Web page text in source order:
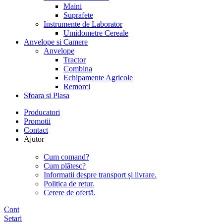
Maini
Suprafete
Instrumente de Laborator
Umidometre Cereale
Anvelope si Camere
Anvelope
Tractor
Combina
Echipamente Agricole
Remorci
Sfoara si Plasa
Producatori
Promotii
Contact
Ajutor
Cum comand?
Cum plătesc?
Informatii despre transport și livrare.
Politica de retur.
Cerere de ofertă.
Cont
Setari